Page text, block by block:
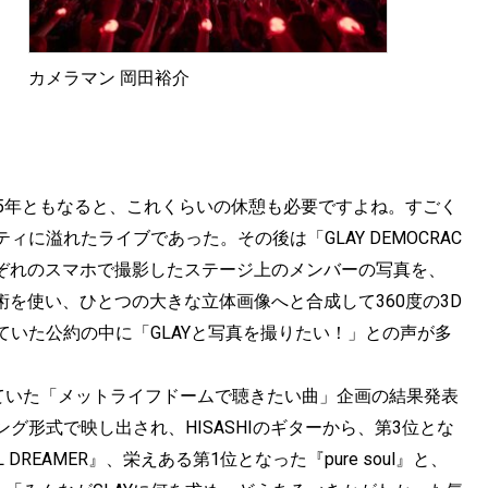
カメラマン 岡田裕介
ともなると、これくらいの休憩も必要ですよね。すごく
に溢れたライブであった。その後は「GLAY DEMOCRAC
のスマホで撮影したステージ上のメンバーの写真を、
使い、ひとつの大きな立体画像へと合成して360度の3D
た公約の中に「GLAYと写真を撮りたい！」との声が多
た「メットライフドームで聴きたい曲」企画の結果発表
形式で映し出され、HISASHIのギターから、第3位とな
』、栄えある第1位となった『pure soul』と、